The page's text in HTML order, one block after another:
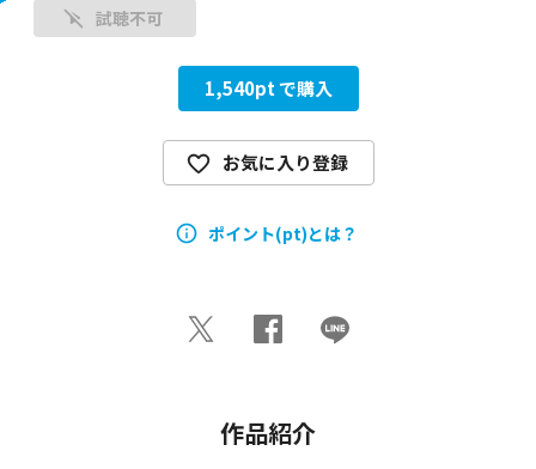
試聴不可
1,540pt で購入
お気に入り登録
ポイント(pt)とは？
作品紹介